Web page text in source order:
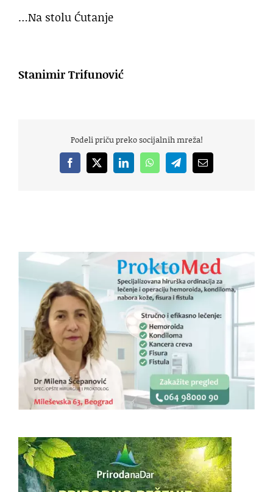
…Na stolu Ćutanje
Stanimir Trifunović
Podeli priču preko socijalnih mreža!
Facebook
X LinkedInWhatsAppTelegramEmail